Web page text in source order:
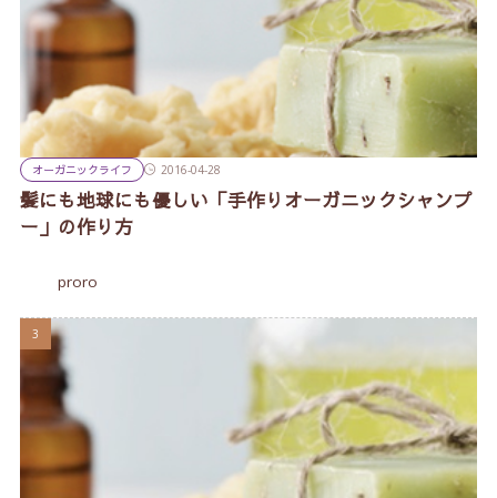
オーガニックライフ 2016-04-28
髪にも地球にも優しい「手作りオーガニックシャンプ
ー」の作り方
proro